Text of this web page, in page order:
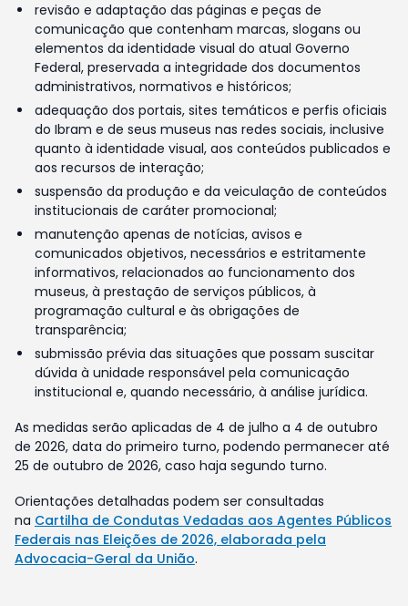
revisão e adaptação das páginas e peças de
comunicação que contenham marcas, slogans ou
elementos da identidade visual do atual Governo
Federal, preservada a integridade dos documentos
administrativos, normativos e históricos;
adequação dos portais, sites temáticos e perfis oficiais
do Ibram e de seus museus nas redes sociais, inclusive
quanto à identidade visual, aos conteúdos publicados e
aos recursos de interação;
suspensão da produção e da veiculação de conteúdos
institucionais de caráter promocional;
manutenção apenas de notícias, avisos e
comunicados objetivos, necessários e estritamente
informativos, relacionados ao funcionamento dos
museus, à prestação de serviços públicos, à
programação cultural e às obrigações de
transparência;
submissão prévia das situações que possam suscitar
dúvida à unidade responsável pela comunicação
institucional e, quando necessário, à análise jurídica.
As medidas serão aplicadas de 4 de julho a 4 de outubro
de 2026, data do primeiro turno, podendo permanecer até
25 de outubro de 2026, caso haja segundo turno.
Orientações detalhadas podem ser consultadas
na Cartilha de Condutas Vedadas aos Agentes Públicos
Federais nas Eleições de 2026, elaborada pela
Advocacia-Geral da União.